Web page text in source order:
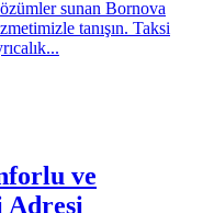
sunan Bornova
tanışın. Taksi
ve
Adresi